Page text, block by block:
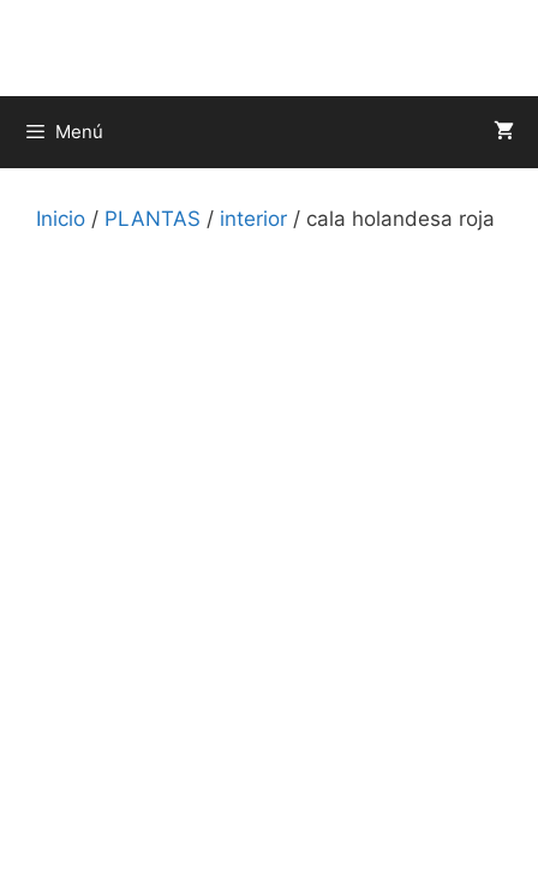
Menú
Inicio / PLANTAS / interior / cala holandesa roja